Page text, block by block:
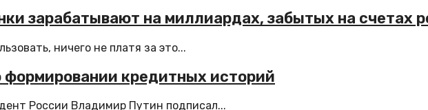
зарабатывают на миллиардах, забытых на счетах
ничего не платя за это...
формировании кредитных историй
России Владимир Путин подписал...